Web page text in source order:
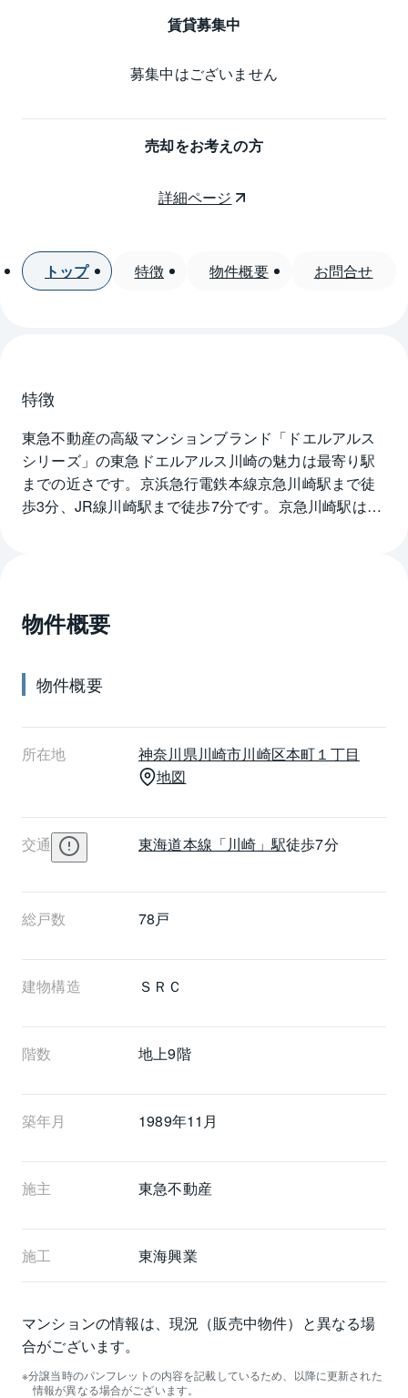
賃貸募集中
募集中はございません
売却をお考えの方
詳細ページ
トップ 特徴 物件概要 お問合せ
特徴
東急不動産の高級マンションブランド「ドエルアルス
シリーズ」の東急ドエルアルス川崎の魅力は最寄り駅
までの近さです。京浜急行電鉄本線京急川崎駅まで徒
歩3分、JR線川崎駅まで徒歩7分です。京急川崎駅は特
できます。大型商業施設の集積する川崎駅周辺が、全
て生活圏であることも大きな魅力です。
物件概要
物件概要
所在地 神奈川県川崎市川崎区本町１丁目
地図
交通 東海道本線 「川崎」駅徒歩7分
総戸数 78戸
建物構造 ＳＲＣ
階数 地上9階
築年月 1989年11月
施主 東急不動産
施工 東海興業
マンションの情報は、現況（販売中物件）と異なる場
合がございます。
分譲当時のパンフレットの内容を記載しているため、以降に更新された
情報が異なる場合がございます。